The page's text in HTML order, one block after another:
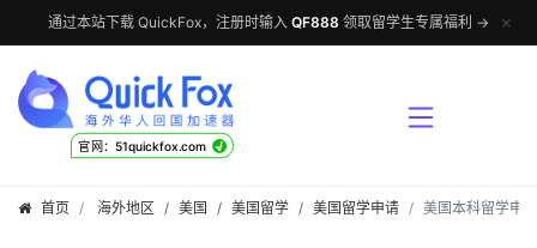
通过本站下载 QuickFox，注册时输入 QF888 领取留学生专属福利 → ✕
官网：51quickfox.com √
首页 海外地区 / 美国 / 美国留学 / 美国留学申请 美国本科留学申